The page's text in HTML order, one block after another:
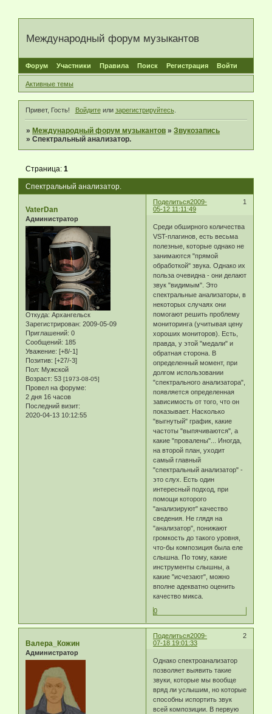
Международный форум музыкантов
Форум Участники Правила Поиск Регистрация Войти
Активные темы
Привет, Гость! Войдитеили зарегистрируйтесь.
» Международный форум музыкантов »Звукозапись
»Спектральный анализатор.
Спектральный анализатор.
Страница:1
Поделиться 1
2009-
05-12 11:11:49
VaterDan
Администратор
Откуда: Архангельск
Зарегистрирован: 2009-05-09
Приглашений: 0
Сообщений: 185
Уважение: [+8/-1]
Позитив: [+27/-3]
Пол: Мужской
Возраст: 53 [1973-08-05]
Провел на форуме:
2 дня 16 часов
Последний визит:
2020-04-13 10:12:55
Среди обширного количества
VST-плагинов, есть весьма
полезные, которые однако не
занимаются "прямой
обработкой" звука. Однако их
польза очевидна - они делают
звук "видимым". Это
спектральные анализаторы, в
некоторых случаях они
помогают решить проблему
мониторинга (учитывая цену
хороших мониторов). Есть,
правда, у этой "медали" и
обратная сторона. В
определенный момент, при
долгом использовании
"спектрального анализатора",
появляется определенная
зависимость от того, что он
показывает. Насколько
"выгнутый" график, какие
частоты "выпячиваются", а
какие "провалены"... Иногда,
на второй план, уходит
самый главный
"спектральный анализатор" -
это слух. Есть один
интересный подход, при
помощи которого
"анализируют" качество
сведения. Не глядя на
"анализатор", понижают
громкость до такого уровня,
что-бы композиция была еле
слышна. По тому, какие
инструменты слышны, а
какие "исчезают", можно
вполне адекватно оценить
качество микса.
0
Поделиться 2
2009-
07-18 19:01:33
Валера_Кожин
Администратор
Однако спектроанализатор
позволяет выявить такие
звуки, которые мы вообще
вряд ли услышим, но которые
способны испортить звук
всей композиции. В первую